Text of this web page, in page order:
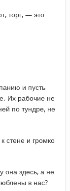
торг, — это
и пусть
Их рабочие не
по тундре, не
стене и громко
она здесь, а не
в нас?